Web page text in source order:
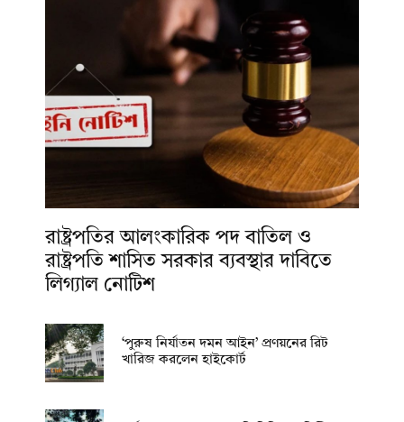
রাষ্ট্রপতির আলংকারিক পদ বাতিল ও
রাষ্ট্রপতি শাসিত সরকার ব্যবস্থার দাবিতে
লিগ্যাল নোটিশ
‘পুরুষ নির্যাতন দমন আইন’ প্রণয়নের রিট
খারিজ করলেন হাইকোর্ট